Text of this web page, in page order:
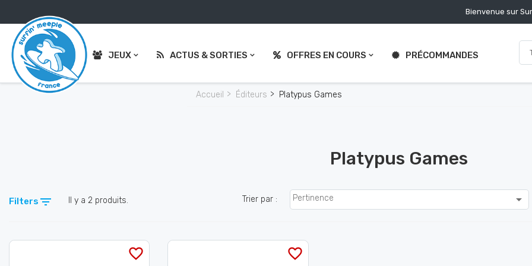
Bienvenue sur
JEUX ACTUS & SORTIES OFFRES EN COURS PRÉCOMMANDES
Accueil Éditeurs Platypus Games
Platypus Games
Filters  Il y a 2 produits. Trier par : Pertinence 
favorite_border favorite_border